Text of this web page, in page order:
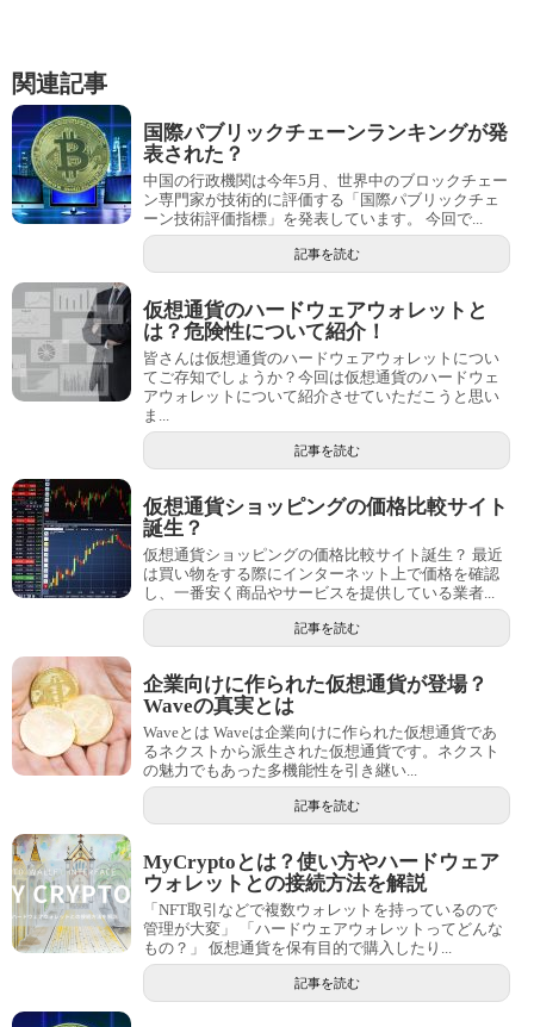
関連記事
国際パブリックチェーンランキングが発
表された？
中国の行政機関は今年5月、世界中のブロックチェー
ン専門家が技術的に評価する「国際パブリックチェ
ーン技術評価指標」を発表しています。 今回で...
記事を読む
仮想通貨のハードウェアウォレットと
は？危険性について紹介！
皆さんは仮想通貨のハードウェアウォレットについ
てご存知でしょうか？今回は仮想通貨のハードウェ
アウォレットについて紹介させていただこうと思い
ま...
記事を読む
仮想通貨ショッピングの価格比較サイト
誕生？
仮想通貨ショッピングの価格比較サイト誕生？ 最近
は買い物をする際にインターネット上で価格を確認
し、一番安く商品やサービスを提供している業者...
記事を読む
企業向けに作られた仮想通貨が登場？
Waveの真実とは
Waveとは Waveは企業向けに作られた仮想通貨であ
るネクストから派生された仮想通貨です。ネクスト
の魅力でもあった多機能性を引き継い...
記事を読む
MyCryptoとは？使い方やハードウェア
ウォレットとの接続方法を解説
「NFT取引などで複数ウォレットを持っているので
管理が大変」 「ハードウェアウォレットってどんな
もの？」 仮想通貨を保有目的で購入したり...
記事を読む